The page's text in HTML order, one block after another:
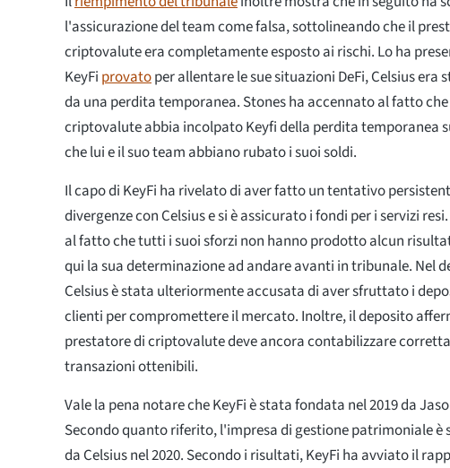
l'assicurazione del team come falsa, sottolineando che il
criptovalute era completamente esposto ai rischi. Lo ha
KeyFi provatoper allentare le sue situazioni DeFi, Celsius era
da una perdita temporanea. Stones ha accennato al fatto
criptovalute abbia incolpato Keyfi della perdita temporanea
che lui e il suo team abbiano rubato i suoi soldi.
Il capo di KeyFi ha rivelato di aver fatto un tentativo
divergenze con Celsius e si è assicurato i fondi per i servizi
al fatto che tutti i suoi sforzi non hanno prodotto alcun
qui la sua determinazione ad andare avanti in tribunale. Nel
Celsius è stata ulteriormente accusata di aver sfruttato i
clienti per compromettere il mercato. Inoltre, il deposito
prestatore di criptovalute deve ancora contabilizzare
transazioni ottenibili.
Vale la pena notare che KeyFi è stata fondata nel 2019 da
Secondo quanto riferito, l'impresa di gestione patrimoniale è
da Celsius nel 2020. Secondo i risultati, KeyFi ha avviato il